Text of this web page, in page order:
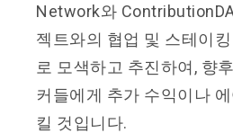
Network와
젝트와의 협업 및 스테이
로 모색하고 추진하여, 향
커들에게 추가 수익이나
킬 것입니다.